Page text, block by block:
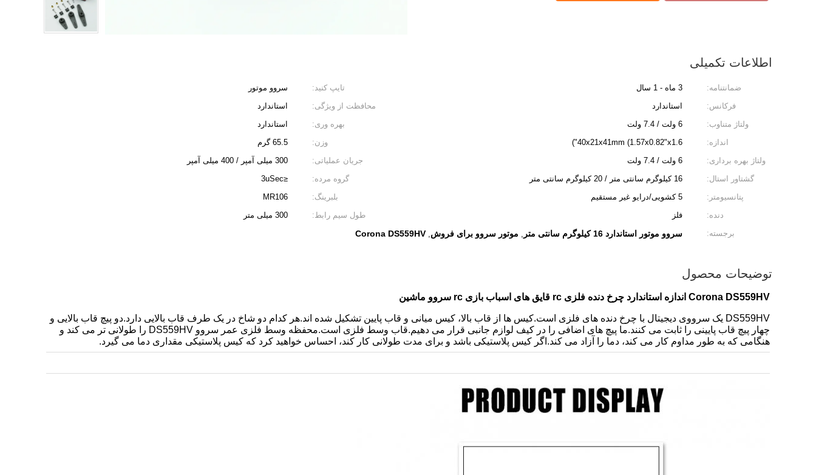
اطلاعات تکمیلی
ضمانتنامه: 3 ماه - 1 سال تایپ کنید:
سروو موتور
فرکانس:
استاندارد محافظت از ویژگی:
استاندارد
ولتاژ متناوب:
6 ولت / 7.4 ولت بهره وری:
استاندارد
اندازه:
40x21x41mm (1.57x0.82"x1.6") وزن:
65.5 گرم
ولتاژ بهره برداری:
6 ولت / 7.4 ولت جریان عملیاتی:
300 میلی آمپر / 400 میلی آمپر
گشتاور استال:
16 کیلوگرم سانتی متر / 20 کیلوگرم سانتی متر گروه مرده:
≤3uSec
پتانسیومتر:
5 کشویی/درایو غیر مستقیم بلبرینگ:
MR106
دنده:
فلز طول سیم رابط:
300 میلی متر
برجسته:
سروو موتور استاندارد 16 کیلوگرم سانتی متر , موتور سروو برای فروش,
Corona DS559HV
توضیحات محصول
Corona DS559HV اندازه استاندارد چرخ دنده فلزی rc قایق های اسباب بازی rc سروو ماشین
DS559HV یک سرووی دیجیتال با چرخ دنده های فلزی است.کیس ها از قاب بالا، کیس میانی و قاب پایین تشکیل شده اند.هر کدام دو شاخ در یک طرف قاب بالایی دارد.دو پیچ قاب بالایی و
چهار پیچ قاب پایینی را ثابت می کنند.ما پیچ های اضافی را در کیف لوازم جانبی قرار می دهیم.قاب وسط فلزی است.محفظه وسط فلزی عمر سروو DS559HV را طولانی تر می کند و
هنگامی که به طور مداوم کار می کند، دما را آزاد می کند.اگر کیس پلاستیکی باشد و برای مدت طولانی کار کند، احساس خواهید کرد که کیس پلاستیکی مقداری دما می گیرد.